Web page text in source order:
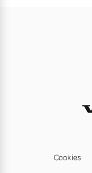
Cookies